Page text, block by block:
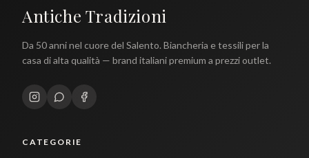
Antiche Tradizioni
Da 50 anni nel cuore del Salento. Biancheria e tessili per la
casa di alta qualità — brand italiani premium a prezzi outlet.
CATEGORIE